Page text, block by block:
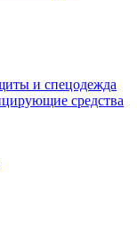
и спецодежда
средства